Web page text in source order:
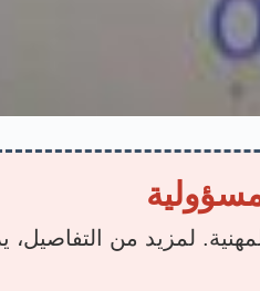
لمزيد من التفاصيل،